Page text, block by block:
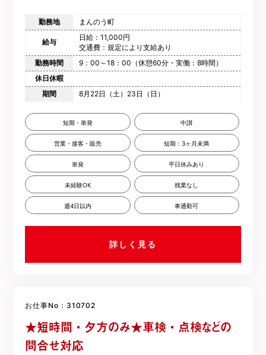
勤務地 まんのう町
給与
日給：11,000円
交通費：規定により支給あり
勤務時間
9：00～18：00（休憩60分・実働：8時間）
休日休暇
期間
8月22日（土）23日（日）
短期・単発 中讃
営業・接客・販売 短期：3ヶ月未満
単発 平日休みあり
未経験OK 残業なし
週4日以内 車通勤可
詳しく見る
お仕事No：310702
★短時間・夕方のみ★車検・点検などの
問合せ対応